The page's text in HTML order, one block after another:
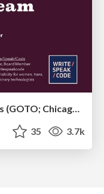
Refactoring Trust on Your Teams (GOTO; Chicago 2020)
35 3.7k